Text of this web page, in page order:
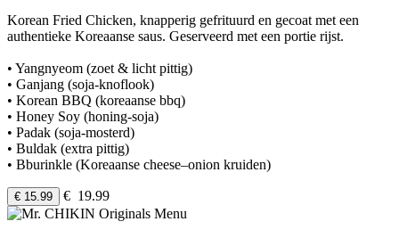
Korean Fried Chicken, knapperig gefrituurd en gecoat met een
authentieke Koreaanse saus. Geserveerd met een portie rijst.
• Yangnyeom (zoet & licht pittig)
• Ganjang (soja-knoflook)
• Korean BBQ (koreaanse bbq)
• Honey Soy (honing-soja)
• Padak (soja-mosterd)
• Buldak (extra pittig)
• Bburinkle (Koreaanse cheese–onion kruiden)
€ 15.99 € 19.99